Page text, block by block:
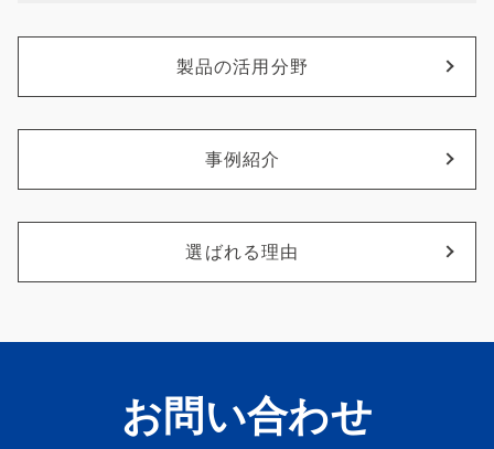
製品の活用分野
事例紹介
選ばれる理由
お問い合わせ